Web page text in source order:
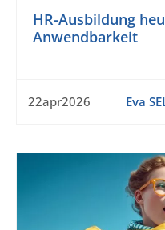
HR-Ausbildung
Anwendbarkeit
22apr2026 Eva